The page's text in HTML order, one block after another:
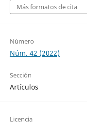
Más formatos de cita
Número
Núm. 42 (2022)
Sección
Artículos
Licencia